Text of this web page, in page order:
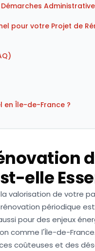
pour votre Projet de
en Île-de-France ?
elle
valorisation de votre
périodique
pour des enjeux
comme l'Île-de-
coûteuses et des